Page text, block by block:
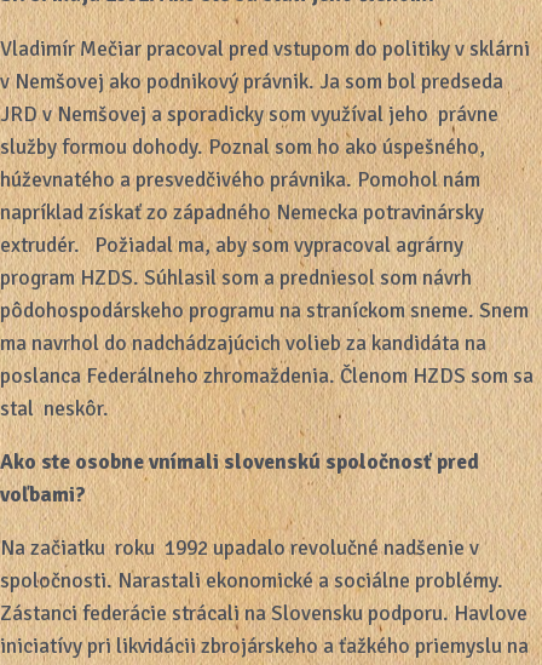
Vladimír Mečiar pracoval pred vstupom do politiky v sklárni
v Nemšovej ako podnikový právnik. Ja som bol predseda
JRD v Nemšovej a sporadicky som využíval jeho právne
služby formou dohody. Poznal som ho ako úspešného,
húževnatého a presvedčivého právnika. Pomohol nám
napríklad získať zo západného Nemecka potravinársky
extrudér. Požiadal ma, aby som vypracoval agrárny
program HZDS. Súhlasil som a predniesol som návrh
pôdohospodárskeho programu na straníckom sneme. Snem
ma navrhol do nadchádzajúcich volieb za kandidáta na
poslanca Federálneho zhromaždenia. Členom HZDS som sa
stal neskôr.
Ako ste osobne vnímali slovenskú spoločnosť pred
voľbami?
Na začiatku roku 1992 upadalo revolučné nadšenie v
spoločnosti. Narastali ekonomické a sociálne problémy.
Zástanci federácie strácali na Slovensku podporu. Havlove
iniciatívy pri likvidácii zbrojárskeho a ťažkého priemyslu na